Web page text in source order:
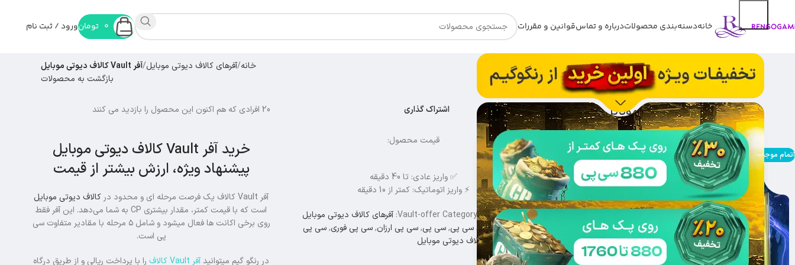
خانهدسنه‌بندی محصولاتدرباره و تماسقوانین و مقررات 0 تومانورود / ثبت نام
خانه آفرهای کالاف دیوتی موبایل آفر Vault کالاف دیوتی موبایل
بازگشت به محصولات
آفر Vault کالاف دیوتی موبایل
اتمام موجودی
اشتراک گذاری
قیمت محصول:
✅ واریز عادی: تا 40 دقیقه
⚡ واریز اتوماتیک: کمتر از 10 دقیقه
شناسه محصول:
Vault-offerCategory:
آفرهای کالاف دیوتی موبایل
Tags:gm
,خرید سی پی, سی پی, سی پی ارزان, سی پی فوری, سی پی
کالاف,سی پی کالاف دیوتی موبایل
20 افرادی که هم اکنون این محصول را بازدید می کنند
خرید آفر Vault کالاف دیوتی موبایل
پیشنهاد ویژه، ارزش بیشتر از قیمت
آفر Vault کالاف یک فرصت مرحله ای و محدود در
کالاف دیوتی موبایل
است که با قیمت کمتر، مقدار بیشتری CP به شما می‌دهد. این آفر فقط
روی برخی اکانت ها فعال میشود و شامل ۵ مرحله با مقادیر متفاوت سی
پی است.
در رنگو گیم میتوانیدآفر Vault کالاف را با پرداخت ریالی و از طریق درگاه